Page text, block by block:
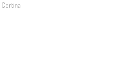
Cortina